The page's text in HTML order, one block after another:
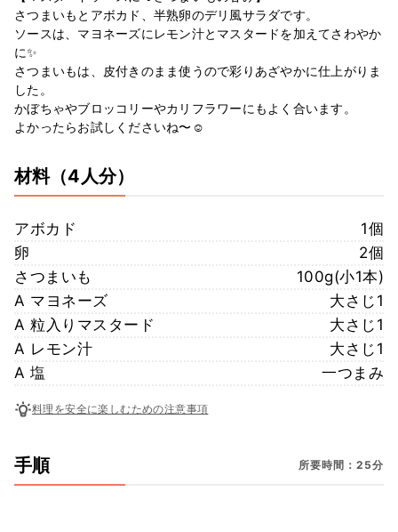
さつまいもとアボカド、半熟卵のデリ風サラダです。
ソースは、マヨネーズにレモン汁とマスタードを加えてさわやか
に✨
さつまいもは、皮付きのまま使うので彩りあざやかに仕上がりま
した。
かぼちゃやブロッコリーやカリフラワーにもよく合います。
よかったらお試しくださいね〜☺️
材料（4人分）
アボカド
1個
卵
2個
さつまいも
100g(小1本)
A マヨネーズ
大さじ1
A 粒入りマスタード
大さじ1
A レモン汁
大さじ1
A 塩
一つまみ
料理を安全に楽しむための注意事項
手順 所要時間：25分